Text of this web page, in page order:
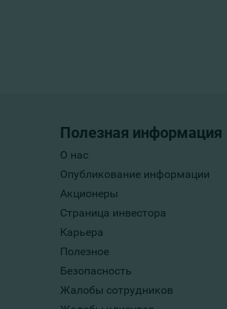
Полезная информация
О нас
Опубликование информации
Акционеры
Страница инвестора
Карьера
Полезное
Безопасность
Жалобы сотрудников